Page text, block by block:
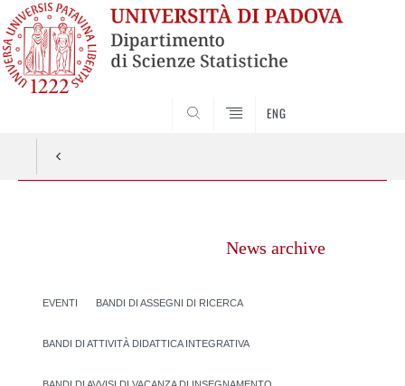
ENG
News archive
EVENTI BANDI DI ASSEGNI DI RICERCA
BANDI DI ATTIVITÀ DIDATTICA INTEGRATIVA
BANDI DI AVVISI DI VACANZA DI INSEGNAMENTO